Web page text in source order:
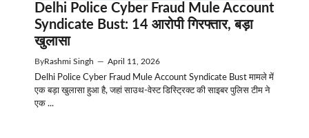
Delhi Police Cyber Fraud Mule Account
Syndicate Bust: 14 आरोपी गिरफ्तार, बड़ा
खुलासा
ByRashmi Singh — April 11, 2026
Delhi Police Cyber Fraud Mule Account Syndicate Bust मामले में
एक बड़ा खुलासा हुआ है, जहां साउथ-वेस्ट डिस्ट्रिक्ट की साइबर पुलिस टीम ने
एक ...